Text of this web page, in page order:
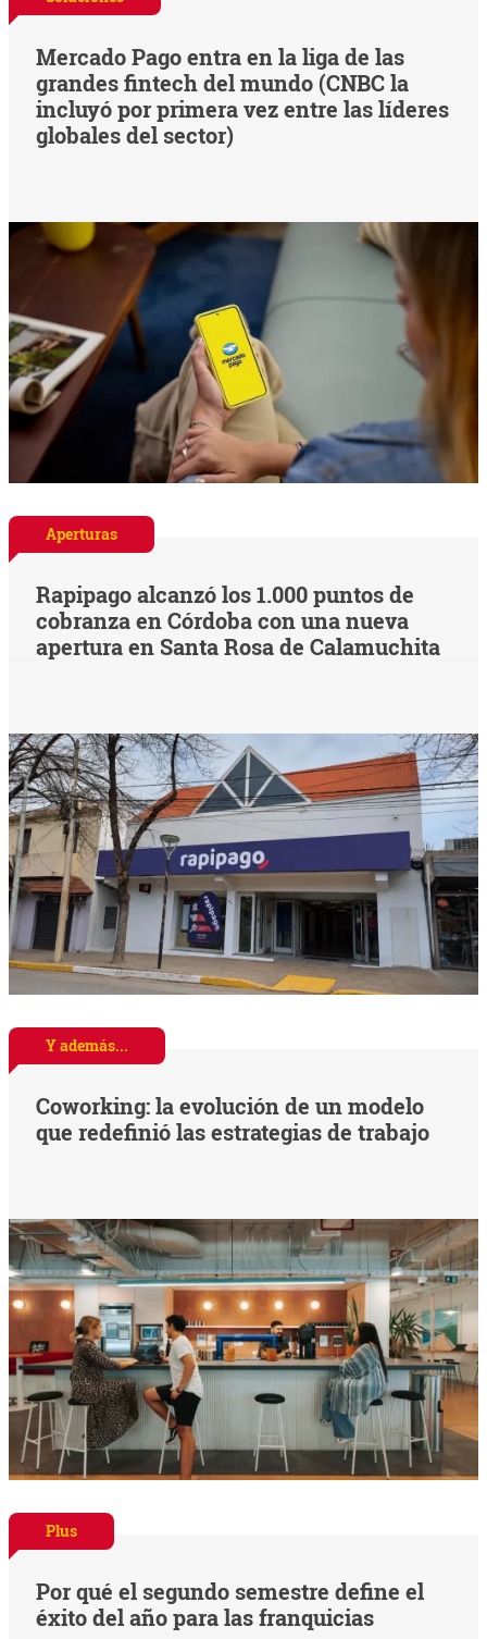
Mercado Pago entra en la liga de las
grandes fintech del mundo (CNBC la
incluyó por primera vez entre las líderes
globales del sector)
Aperturas
Rapipago alcanzó los 1.000 puntos de
cobranza en Córdoba con una nueva
apertura en Santa Rosa de Calamuchita
Y además...
Coworking: la evolución de un modelo
que redefinió las estrategias de trabajo
Plus
Por qué el segundo semestre define el
éxito del año para las franquicias